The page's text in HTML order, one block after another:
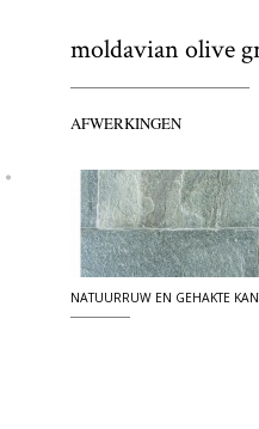
moldavian olive
AFWERKINGEN
NATUURRUW EN GEHAKTE